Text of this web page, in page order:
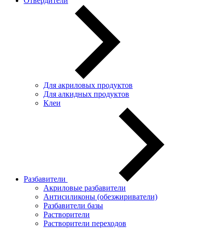
Для акриловых продуктов
Для алкидных продуктов
Клеи
Разбавители
Акриловые разбавители
Антисиликоны (обезжириватели)
Разбавители базы
Растворители
Растворители переходов